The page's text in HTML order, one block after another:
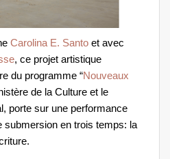
Carolina E. Santo et avec
, ce projet artistique
du programme “Nouveaux
de la Culture et le
porte sur une performance
submersion en trois temps: la